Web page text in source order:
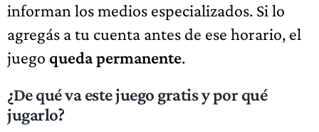
informan los medios especializados. Si lo
agregás a tu cuenta antes de ese horario, el
juego queda permanente.
¿De qué va este juego gratis y por qué
jugarlo?